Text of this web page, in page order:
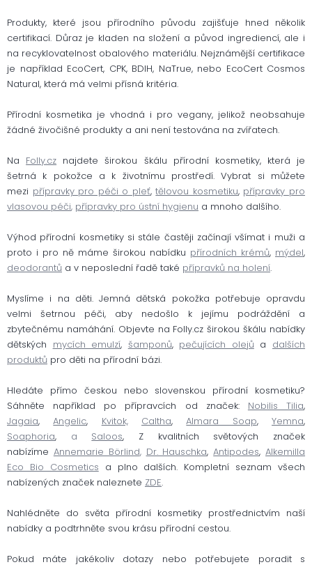
Produkty, které jsou přírodního původu zajišťuje hned několik
certifikací. Důraz je kladen na složení a původ ingrediencí, ale i
na recyklovatelnost obalového materiálu. Nejznámější certifikace
je například EcoCert, CPK, BDIH, NaTrue, nebo EcoCert Cosmos
Natural, která má velmi přísná kritéria.
Přírodní kosmetika je vhodná i pro vegany, jelikož neobsahuje
žádné živočišné produkty a ani není testována na zvířatech.
Na Folly.cz najdete širokou škálu přírodní kosmetiky, která je
šetrná k pokožce a k životnímu prostředí. Vybrat si můžete
mezi přípravky pro péči o pleť,tělovou kosmetiku, přípravky pro
vlasovou péči, přípravky pro ústní hygienu a mnoho dalšího.
Výhod přírodní kosmetiky si stále častěji začínají všímat i muži a
proto i pro ně máme širokou nabídku přírodních krémů, mýdel,
deodorantů a v neposlední řadě také přípravků na holení.
Myslíme i na děti. Jemná dětská pokožka potřebuje opravdu
velmi šetrnou péči, aby nedošlo k jejímu podráždění a
zbytečnému namáhání. Objevte na Folly.cz širokou škálu nabídky
dětských mycích emulzí, šamponů, pečujících olejůa dalších
produktů pro děti na přírodní bázi.
Hledáte přímo českou nebo slovenskou přírodní kosmetiku?
Sáhněte například po přípravcích od značek: Nobilis Tilia,
Jagaia,Angelic, Kvitok, Caltha,Almara Soap,Yemna,
Soaphoria, a Saloos, Z kvalitních světových značek
nabízíme Annemarie Börlind, Dr. Hauschka,Antipodes,Alkemilla
Eco Bio Cosmetics a plno dalších. Kompletní seznam všech
nabízených značek naleznete ZDE.
Nahlédněte do světa přírodní kosmetiky prostřednictvím naší
nabídky a podtrhněte svou krásu přírodní cestou.
Pokud máte jakékoliv dotazy nebo potřebujete poradit s